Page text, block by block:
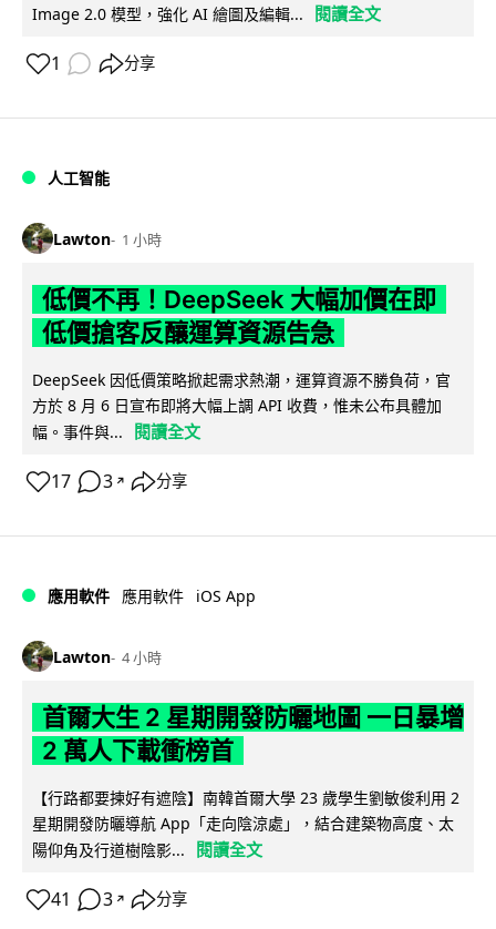
Image 2.0 模型，強化 AI 繪圖及編輯...
閱讀全文
1 分享
人工智能
Lawton 1 小時
低價不再！DeepSeek 大幅加價在即
低價搶客反釀運算資源告急
DeepSeek 因低價策略掀起需求熱潮，運算資源不勝負荷，官
方於 8 月 6 日宣布即將大幅上調 API 收費，惟未公布具體加
幅。事件與...
閱讀全文
17 3 ↗ 分享
應用軟件 應用軟件 iOS App
Lawton 4 小時
首爾大生 2 星期開發防曬地圖 一日暴增
2 萬人下載衝榜首
【行路都要揀好有遮陰】南韓首爾大學 23 歲學生劉敏俊利用 2
星期開發防曬導航 App「走向陰涼處」，結合建築物高度、太
陽仰角及行道樹陰影...
閱讀全文
41 3 ↗ 分享